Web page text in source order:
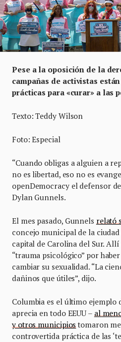
Pese a la oposición de la
campañas de activistas
prácticas para «curar» a las
Texto: Teddy Wilson
Foto: Especial
“Cuando obligas a alguien a
no es libertad, eso no es
openDemocracy el defensor
Dylan Gunnels.
El mes pasado, Gunnels relató
concejo municipal de la
capital de Carolina del Sur.
“trauma psicológico” por
cambiar su sexualidad. “La
dañinos que útiles”, dijo.
Columbia es el último ejemplo
aprecia en todo EEUU – al
y otros municipiostomaron
controvertida práctica de las